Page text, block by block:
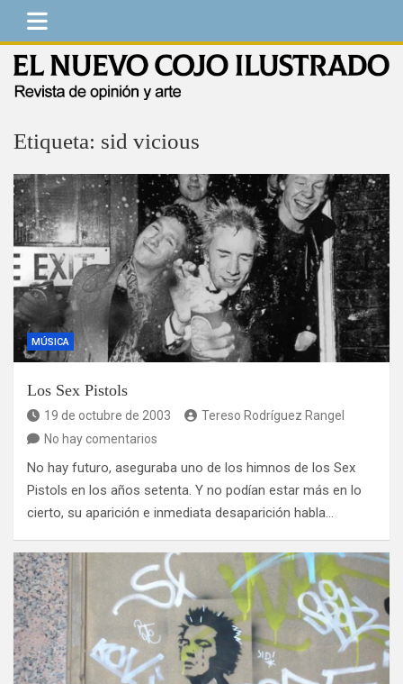
Saltar
contenido
Etiqueta: sid vicious
MÚSICA
Los Sex Pistols
19 de octubre de 2003
Tereso Rodríguez Rangel
No hay comentarios
No hay futuro, aseguraba uno de los himnos de los Sex
Pistols en los años setenta. Y no podían estar más en lo
cierto, su aparición e inmediata desaparición habla…